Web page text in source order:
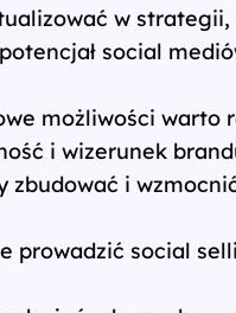
w
social
możliwości warto
i wizerunek
zbudować i
prowadzić social